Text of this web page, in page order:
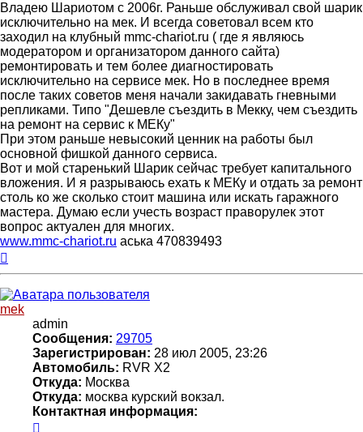
Владею Шариотом с 2006г. Раньше обслуживал свой шарик
исключительно на мек. И всегда советовал всем кто
заходил на клубный mmc-chariot.ru ( где я являюсь
модератором и организатором данного сайта)
ремонтировать и тем более диагностировать
исключительно на сервисе мек. Но в последнее время
после таких советов меня начали закидавать гневными
репликами. Типо "Дешевле съездить в Мекку, чем съездить
на ремонт на сервис к МЕКу"
При этом раньше невысокий ценник на работы был
основной фишкой данного сервиса.
Вот и мой старенький Шарик сейчас требует капитального
вложения. И я разрываюсь ехать к МЕКу и отдать за ремонт
столь ко же сколько стоит машина или искать гаражного
мастера. Думаю если учесть возраст праворулек этот
вопрос актуален для многих.
www.mmc-chariot.ru аська 470839493
mek
admin
Сообщения: 29705
Зарегистрирован: 28 июл 2005, 23:26
Автомобиль: RVR X2
Откуда: Москва
Откуда: москва курский вокзал.
Контактная информация: